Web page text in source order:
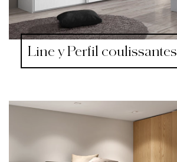
Line y Perfil coulissantes